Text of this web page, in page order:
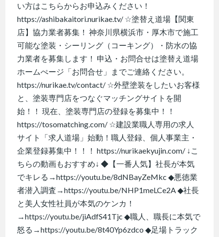
い方はこちらからお申込みください！
https://ashibakaitori.nurikae.tv/ ☆塗替え道場【関東
店】協力業者募集！ 神奈川県横浜市・厚木市で施工
可能な塗装・シーリング（コーキング）・防水の協
力業者を募集します！ 申込・お問合せは塗替え道場
ホームぺージ「お問合せ」までご連絡ください。
https://nurikae.tv/contact/ ☆外壁塗装をしたいお客様
と、塗装専門店をつなぐマッチングサイトを開
始！！ 現在、塗装専門店の登録を募集中！！
https://tosomatching.com/ ☆建設業職人専用の求人
サイト「求人道場」始動！職人登録、個人事業主・
企業登録募集中！！！ https://nurikaekyujin.com/ ↓こ
ちらの動画もおすすめ↓ ◆【一番人気】社長が本気
でキレる→https://youtu.be/8dNBayZeMkc ◆悪徳業
者潜入調査→https://youtu.be/NHP1meLCe2A ◆社長
と美人女性社員が本気のケンカ！
→https://youtu.be/jiAdfS41Tjc ◆職人、職長に本気で
怒る→https://youtu.be/8t40Yp6zdco ◆足場トラック